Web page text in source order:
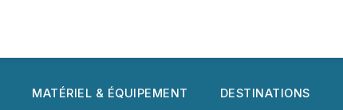
MATÉRIEL & ÉQUIPEMENT DESTINATIONS